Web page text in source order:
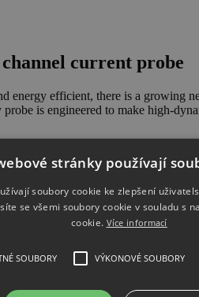
current probe
energy efficient, there is a growing
is engineered to make high-
uA to 5 A on Keysight
the leads.
simultaneous low- and high-
stránky používají
soubory cookie ke zlepšení
se všemi soubory cookie v souladu s
cookie. Více informací
SOUBORY VÝKONOVÉ SOUBORY